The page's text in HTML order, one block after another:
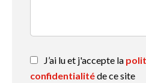
J’ai lu et j'accepte la
confidentialitéde ce site